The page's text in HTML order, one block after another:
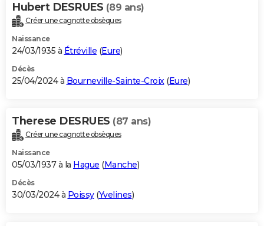
Hubert DESRUES (89 ans)
Créer une cagnotte obsèques
Naissance
24/03/1935 à Étréville (Eure)
Décès
25/04/2024 à Bourneville-Sainte-Croix(Eure)
Therese DESRUES (87 ans)
Créer une cagnotte obsèques
Naissance
05/03/1937 à la Hague (Manche)
Décès
30/03/2024 à Poissy(Yvelines)